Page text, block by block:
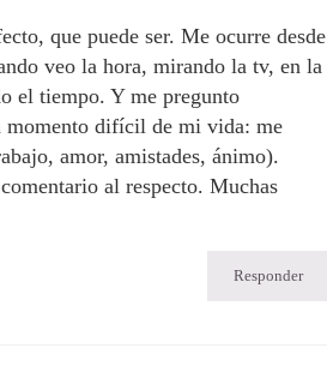
que puede ser. Me ocurre desde
veo la hora, mirando la tv, en la
el tiempo. Y me pregunto
momento difícil de mi vida: me
amor, amistades, ánimo).
al respecto. Muchas
Responder